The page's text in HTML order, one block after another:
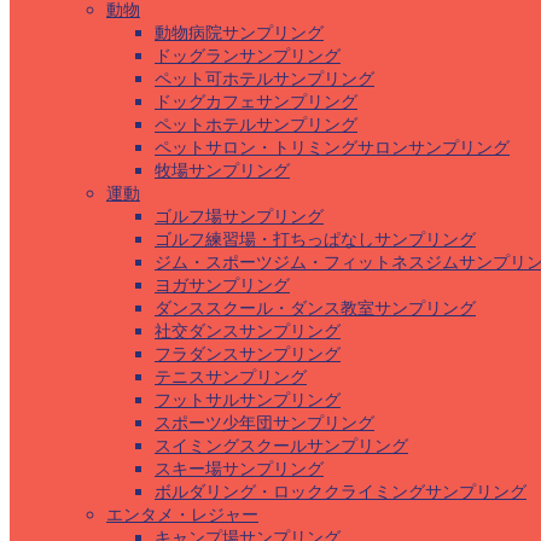
動物
動物病院サンプリング
ドッグランサンプリング
ペット可ホテルサンプリング
ドッグカフェサンプリング
ペットホテルサンプリング
ペットサロン・トリミングサロンサンプリング
牧場サンプリング
運動
ゴルフ場サンプリング
ゴルフ練習場・打ちっぱなしサンプリング
ジム・スポーツジム・フィットネスジムサンプリ
ヨガサンプリング
ダンススクール・ダンス教室サンプリング
社交ダンスサンプリング
フラダンスサンプリング
テニスサンプリング
フットサルサンプリング
スポーツ少年団サンプリング
スイミングスクールサンプリング
スキー場サンプリング
ボルダリング・ロッククライミングサンプリング
エンタメ・レジャー